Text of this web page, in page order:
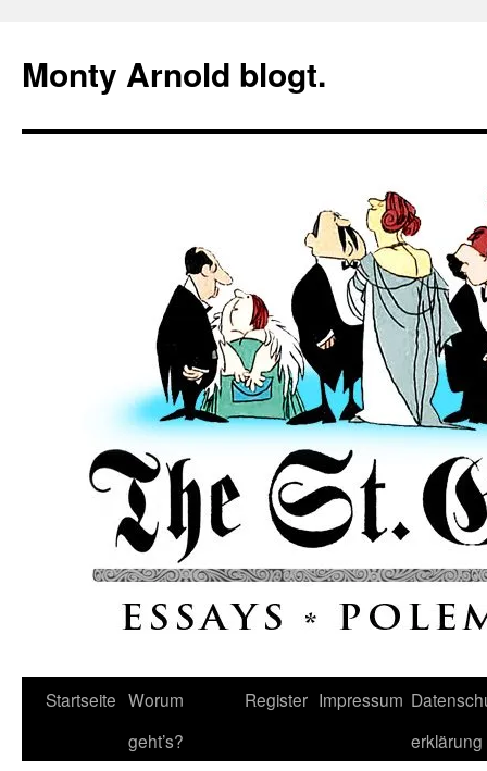
springen
Monty Arnold blogt.
Startseite Worum
geht’s?
Register Impressum
erklärung